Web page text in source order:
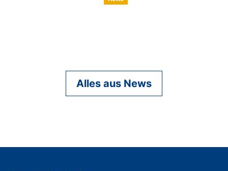
Alles aus News